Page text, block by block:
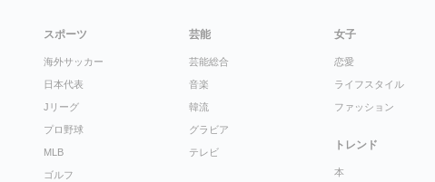
スポーツ
海外サッカー
日本代表
Jリーグ
プロ野球
MLB
ゴルフ
芸能
芸能総合
音楽
韓流
グラビア
テレビ
女子
恋愛
ライフスタイル
ファッション
トレンド
本